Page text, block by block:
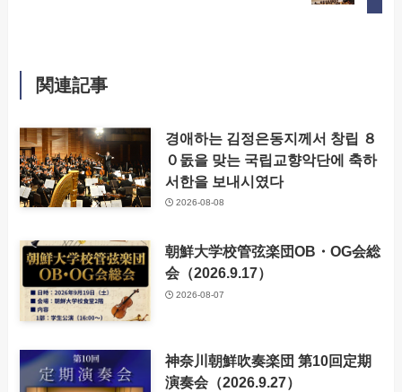
関連記事
경애하는 김정은동지께서 창립 ８
０돐을 맞는 국립교향악단에 축하
서한을 보내시였다
2026-08-08
朝鮮大学校管弦楽団OB・OG会総
会（2026.9.17）
2026-08-07
神奈川朝鮮吹奏楽団 第10回定期
演奏会（2026.9.27）